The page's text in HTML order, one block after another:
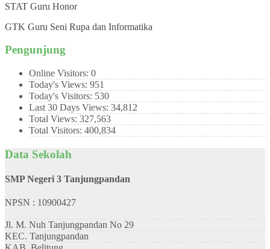
STAT Guru Honor
GTK Guru Seni Rupa dan Informatika
Pengunjung
Online Visitors: 0
Today's Views: 951
Today's Visitors: 530
Last 30 Days Views: 34,812
Total Views: 327,563
Total Visitors: 400,834
Data Sekolah
SMP Negeri 3 Tanjungpandan
NPSN : 10900427
Jl. M. Nuh Tanjungpandan No 29
KEC. Tanjungpandan